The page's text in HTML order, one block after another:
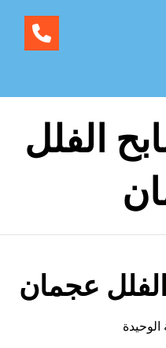
الفلل
عجمان